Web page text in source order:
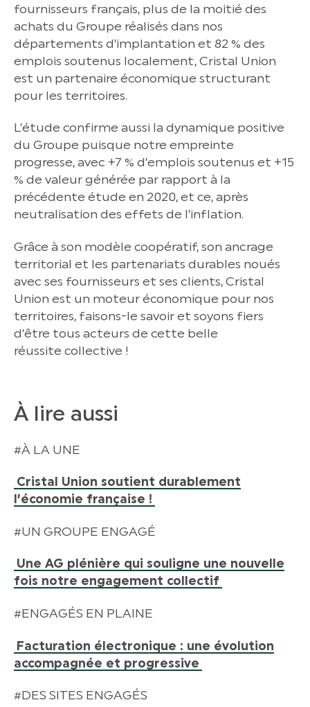
fournisseurs français, plus de la moitié des
achats du Groupe réalisés dans nos
départements d’implantation et 82 % des
emplois soutenus localement, Cristal Union
est un partenaire économique structurant
pour les territoires.
L’étude confirme aussi la dynamique positive
du Groupe puisque notre empreinte
progresse, avec +7 % d’emplois soutenus et +15
% de valeur générée par rapport à la
précédente étude en 2020, et ce, après
neutralisation des effets de l’inflation.
Grâce à son modèle coopératif, son ancrage
territorial et les partenariats durables noués
avec ses fournisseurs et ses clients, Cristal
Union est un moteur économique pour nos
territoires, faisons-le savoir et soyons fiers
d’être tous acteurs de cette belle
réussite collective !
À lire aussi
#À LA UNE
Cristal Union soutient durablement
l’économie française !
#UN GROUPE ENGAGÉ
Une AG plénière qui souligne une nouvelle
fois notre engagement collectif
#ENGAGÉS EN PLAINE
Facturation électronique : une évolution
accompagnée et progressive
#DES SITES ENGAGÉS